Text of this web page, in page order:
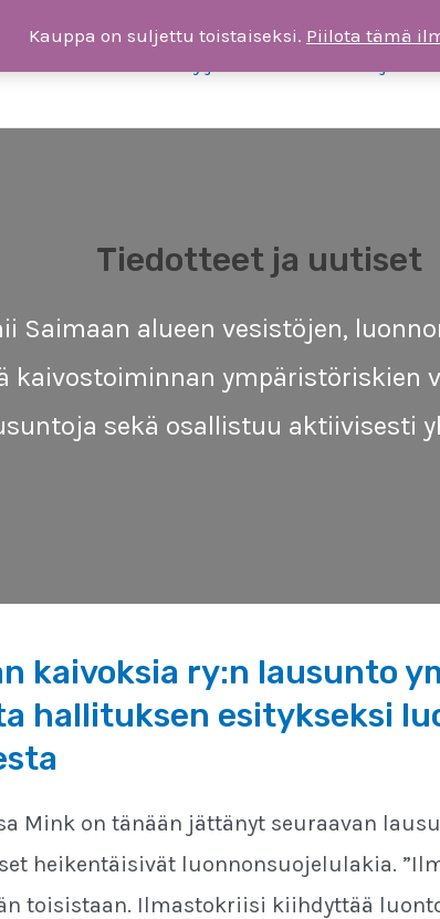
Tiedotteet ja uutiset
Saimaan alueen vesistöjen,
kaivostoiminnan ympäristöriskien
sekä osallistuu aktiivisesti
kaivoksia ry:n lausunto
hallituksen esitykseksi
Mink on tänään jättänyt seuraavan
heikentäisivät luonnonsuojelulakia.
toisistaan. Ilmastokriisi kiihdyttää
Kauppa on suljettu toistaiseksi. Piilota tämä